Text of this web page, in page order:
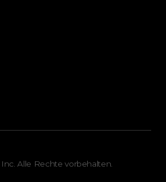
Alle Rechte vorbehalten.